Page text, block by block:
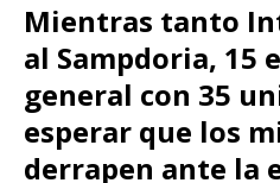
Mientras tanto
al Sampdoria, 15
general con 35
esperar que los
derrapen ante la